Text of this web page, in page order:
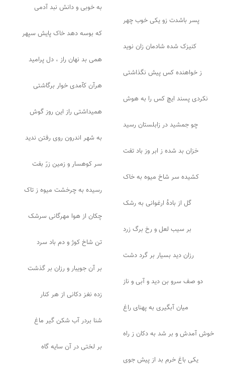
به خوبی و دانش نبد آدمی
پسر باشدت زو یکی خوب چهر
که بوسه دهد خاک پایش سپهر
کنیزک شده شادمان زان نوید
همی بد نهان راز ، دل پرامید
ز خواهنده کس پیش نگذاشتی
هرآن کآمدی خوار برگاشتی
نکردی پسند ایچ کس را به هوش
همیداشتی راز این روز گوش
چو جمشید در زابلستان رسید
به شهر اندرون روی رفتن ندید
خزان بد شده ز ابر وز باد تفت
سر کوهسار و زمین زرّ بفت
کشیده سر شاخ میوه به خاک
رسیده به چرخشت میوه ز تاک
گل از بادهٔ ارغوانی به رشک
چکان از هوا مهرگانی سرشک
بر سیب لعل و رخ برگ زرد
تن شاخ کوژ و دم باد سرد
رزان دید بسیار بر گرد دشت
بر آن جویبار و رزان بر گذشت
دو صف سرو بن دید و آبی و ناز
زده نغز دکانی از هر کنار
میان آبگیری به پهنای راغ
شنا بردر آب شکن گیر ماغ
خوش آمدش و بر شد به دکان ز راه
بر لختی در آن سایه گاه
یکی باغ خرم بد از پیش جوی